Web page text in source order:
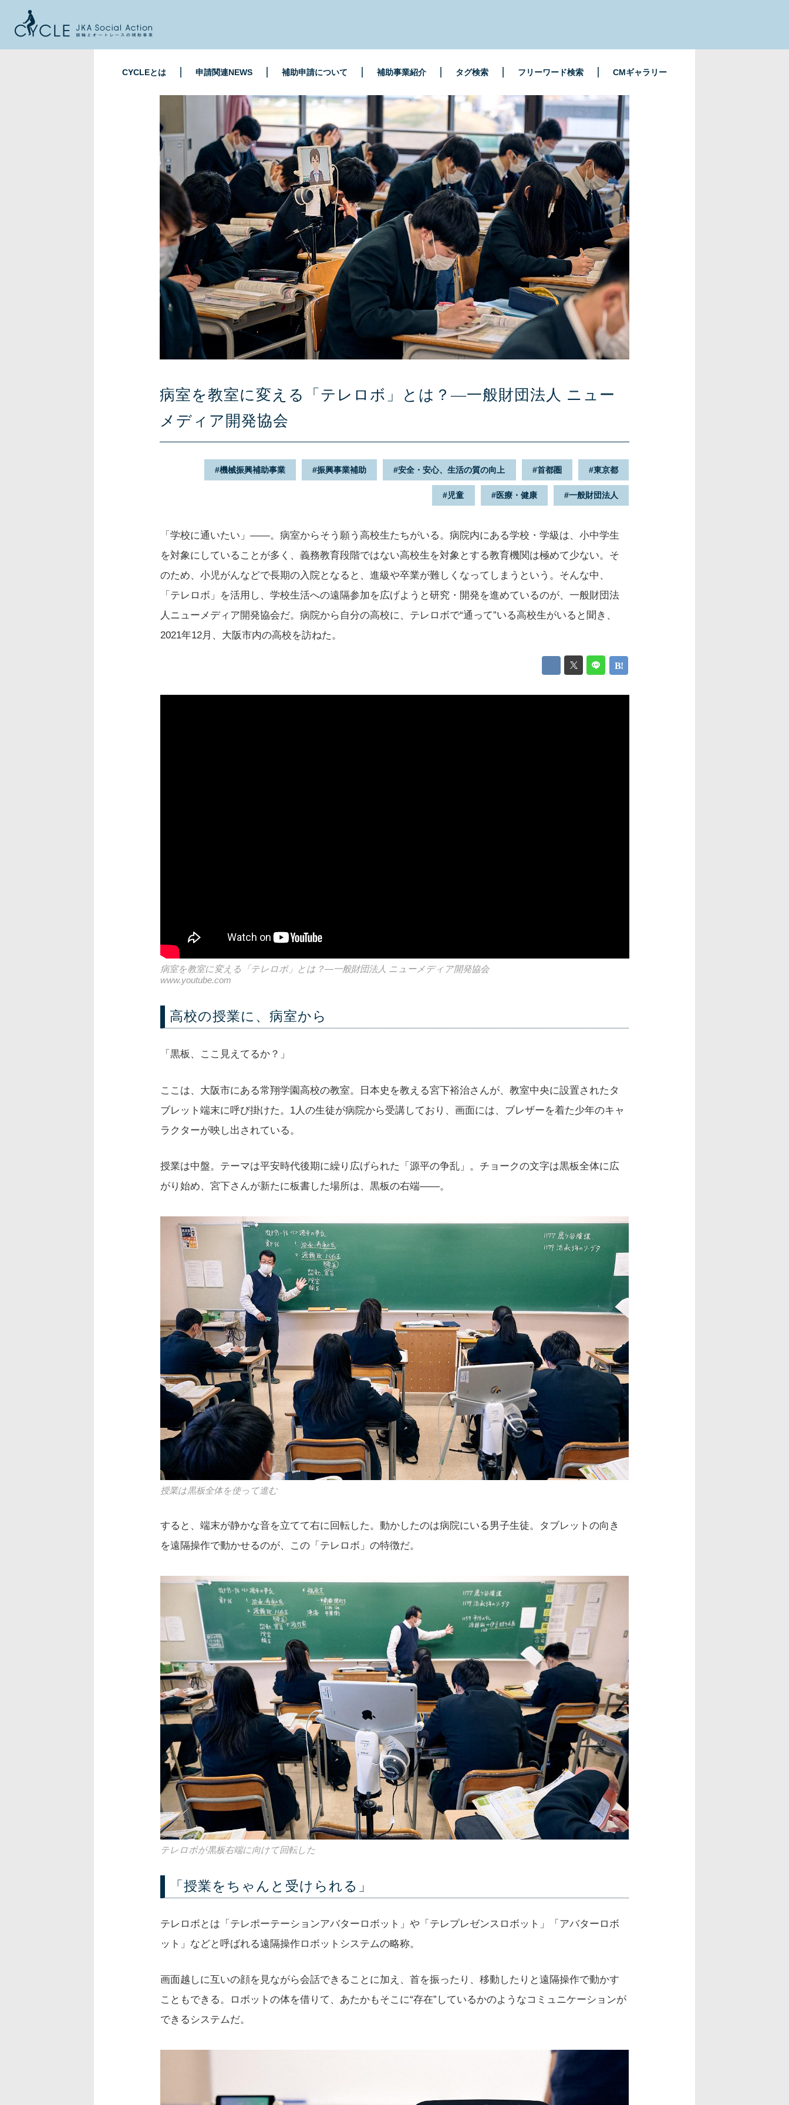
CYCLEとは 申請関連NEWS 補助申請について 補助事業紹介 タグ検索 フリーワード検索 CMギャラリー
病室を教室に変える「テレロボ」とは？—一般財団法人 ニュー
メディア開発協会
機械振興補助事業 振興事業補助 安全・安心、生活の質の向上 首都圏 東京都
児童 医療・健康 一般財団法人
「学校に通いたい」——。病室からそう願う高校生たちがいる。病院内にある学校・学級は、小中学生
を対象にしていることが多く、義務教育段階ではない高校生を対象とする教育機関は極めて少ない。そ
のため、小児がんなどで長期の入院となると、進級や卒業が難しくなってしまうという。そんな中、
「テレロボ」を活用し、学校生活への遠隔参加を広げようと研究・開発を進めているのが、一般財団法
人ニューメディア開発協会だ。病院から自分の高校に、テレロボで“通って”いる高校生がいると聞き、
2021年12月、大阪市内の高校を訪ねた。
病室を教室に変える「テレロボ」とは？—一般財団法人 ニューメディア開発協会
www.youtube.com
高校の授業に、病室から
「黒板、ここ見えてるか？」
ここは、大阪市にある常翔学園高校の教室。日本史を教える宮下裕治さんが、教室中央に設置されたタ
ブレット端末に呼び掛けた。1人の生徒が病院から受講しており、画面には、ブレザーを着た少年のキャ
ラクターが映し出されている。
授業は中盤。テーマは平安時代後期に繰り広げられた「源平の争乱」。チョークの文字は黒板全体に広
がり始め、宮下さんが新たに板書した場所は、黒板の右端——。
授業は黒板全体を使って進む
すると、端末が静かな音を立てて右に回転した。動かしたのは病院にいる男子生徒。タブレットの向き
を遠隔操作で動かせるのが、この「テレロボ」の特徴だ。
テレロボが黒板右端に向けて回転した
「授業をちゃんと受けられる」
テレロボとは「テレポーテーションアバターロボット」や「テレプレゼンスロボット」「アバターロボ
ット」などと呼ばれる遠隔操作ロボットシステムの略称。
画面越しに互いの顔を見ながら会話できることに加え、首を振ったり、移動したりと遠隔操作で動かす
こともできる。ロボットの体を借りて、あたかもそこに“存在”しているかのようなコミュニケーションが
できるシステムだ。